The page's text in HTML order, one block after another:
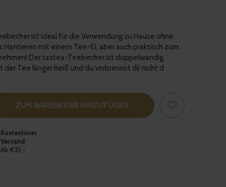
ist ideal für die Verwendung zu Hause ohne
Hantieren mit einem Tee-Ei, aber auch praktisch zum
Der tastea-Teebecher ist doppelwandig.
der Tee länger heiß und du verbrennst dir nicht d
ZUM WARENKORB HINZUFÜGEN
Kostenloser
Versand
Ab €35,-